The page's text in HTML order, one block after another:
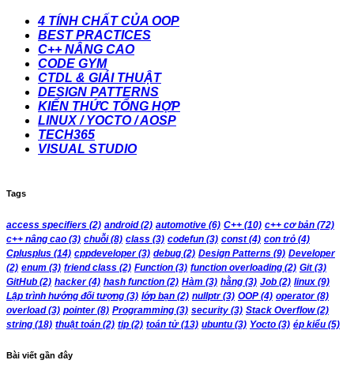
4 TÍNH CHẤT CỦA OOP
BEST PRACTICES
C++ NÂNG CAO
CODE GYM
CTDL & GIẢI THUẬT
DESIGN PATTERNS
KIẾN THỨC TỔNG HỢP
LINUX / YOCTO / AOSP
TECH365
VISUAL STUDIO
Tags
access specifiers (2) android(2) automotive (6) C++ (10) c++ cơ bản (72)
c++ nâng cao (3) chuỗi(8) class (3) codefun (3) const(4) con trỏ (4)
Cplusplus (14) cppdeveloper(3) debug (2) Design Patterns (9) Developer
(2) enum (3) friend class (2) Function (3) function overloading (2) Git(3)
GitHub (2) hacker(4) hash function (2) Hàm (3) hằng (3) Job (2) linux (9)
Lập trình hướng đối tượng (3) lớp bạn (2) nullptr(3) OOP (4) operator(8)
overload(3) pointer(8) Programming (3) security (3) Stack Overflow(2)
string (18) thuật toán (2) tip (2) toán tử(13) ubuntu (3) Yocto (3) ép kiểu (5)
Bài viết gần đây